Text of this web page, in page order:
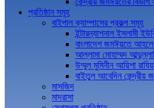
প্রতিষ্ঠান সমূহ
বাইপাল ক্যাম্পাসের প্রকল্প সমূহ
ইন্টারন্যাশনাল ইসলামী
বাংলাদেশ জমঈয়তে আহলে
আল্লামা মোহাম্মদ
উম্মুল মুমিনীন আয়িশা
বাইতুল আবেদিন কেন্দ্রীয়
মাসজিদ
মাদরাসা